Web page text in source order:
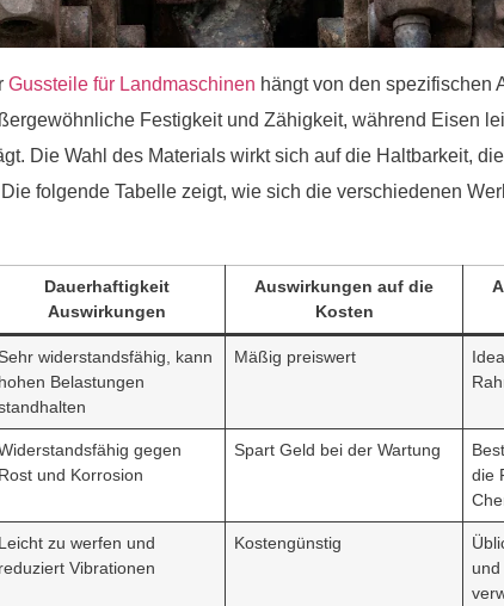
Gussteile für Landmaschinen hängt von den spezifischen
Festigkeit und Zähigkeit, während Eisen
Die Wahl des Materials wirkt sich auf die Haltbarkeit,
folgende Tabelle zeigt, wie sich die verschiedenen
Dauerhaftigkeit
Auswirkungen
Auswirkungen auf die
Kosten
Sehr widerstandsfähig, kann
hohen Belastungen
Mäßig preiswert
gegen
Rost und Korrosion
Spart Geld bei der Wartung
die
Leicht zu werfen und
reduziert Vibrationen
Kostengünstig